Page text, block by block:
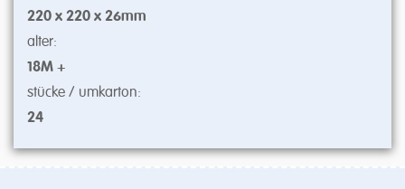
220 x 220 x 26mm
alter:
18M +
stücke / umkarton:
24